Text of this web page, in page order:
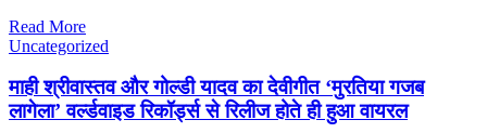
Read More
Uncategorized
माही श्रीवास्तव और गोल्डी यादव का देवीगीत ‘मुरतिया गजब
लागेला’ वर्ल्डवाइड रिकॉर्ड्स से रिलीज होते ही हुआ वायरल